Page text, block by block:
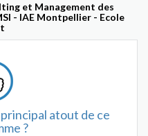
et Management des
- IAE Montpellier - Ecole
atout de ce
?